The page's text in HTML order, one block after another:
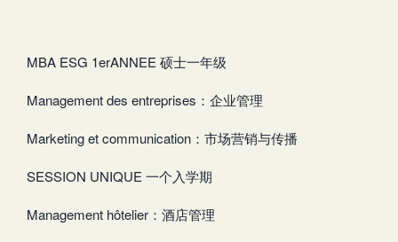
MBA ESG 1erANNEE 硕士一年级
Management des entreprises：企业管理
Marketing et communication：市场营销与传播
SESSION UNIQUE 一个入学期
Management hôtelier：酒店管理